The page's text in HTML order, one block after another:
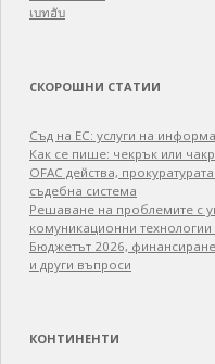
เบทฮับ
СКОРОШНИ СТАТИИ
Съд на ЕС: услуги на
Как се пише: чекрък или
OFAC действа,
съдебна система
Решаване на проблемите с
комуникационни
Бюджетът 2026,
и други въпроси
КОНТИНЕНТИ